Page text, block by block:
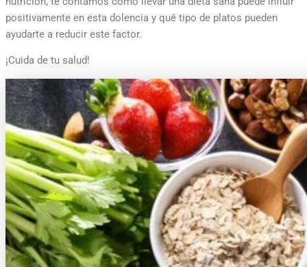
positivamente en esta dolencia y qué tipo de platos pueden
ayudarte a reducir este factor.
¡Cuida de tu salud!